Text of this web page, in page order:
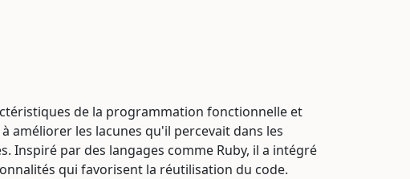
de la programmation fonctionnelle et
améliorer les lacunes qu'il percevait dans les
Inspiré par des langages comme Ruby, il a intégré
qui favorisent la réutilisation du code.